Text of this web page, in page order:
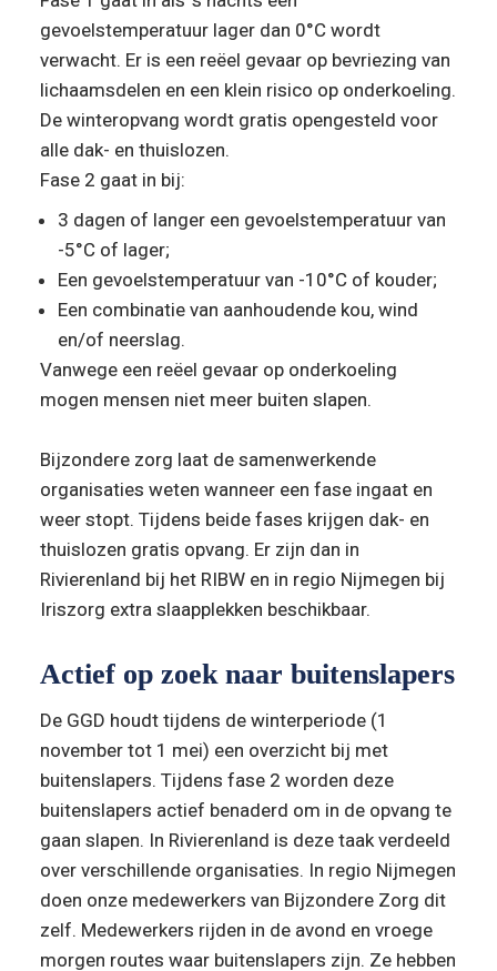
gevoelstemperatuur lager dan 0°C wordt
verwacht. Er is een reëel gevaar op bevriezing van
lichaamsdelen en een klein risico op onderkoeling.
De winteropvang wordt gratis opengesteld voor
alle dak- en thuislozen.
Fase 2 gaat in bij:
3 dagen of langer een gevoelstemperatuur van
-5°C of lager;
Een gevoelstemperatuur van -10°C of kouder;
Een combinatie van aanhoudende kou, wind
en/of neerslag.
Vanwege een reëel gevaar op onderkoeling
mogen mensen niet meer buiten slapen.
Bijzondere zorg laat de samenwerkende
organisaties weten wanneer een fase ingaat en
weer stopt. Tijdens beide fases krijgen dak- en
thuislozen gratis opvang. Er zijn dan in
Rivierenland bij het RIBW en in regio Nijmegen bij
Iriszorg extra slaapplekken beschikbaar.
Actief op zoek naar buitenslapers
­De GGD houdt tijdens de winterperiode (1
november tot 1 mei) een overzicht bij met
buitenslapers. Tijdens fase 2 worden deze
buitenslapers actief benaderd om in de opvang te
gaan slapen. In Rivierenland is deze taak verdeeld
over verschillende organisaties. In regio Nijmegen
doen onze medewerkers van Bijzondere Zorg dit
zelf. Medewerkers rijden in de avond en vroege
morgen routes waar buitenslapers zijn. Ze hebben